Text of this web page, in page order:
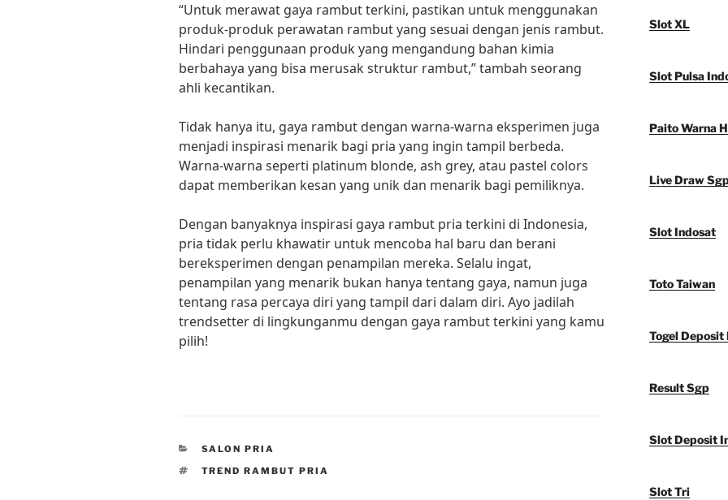
“Untuk merawat gaya rambut terkini, pastikan untuk menggunakan
produk-produk perawatan rambut yang sesuai dengan jenis rambut.
Hindari penggunaan produk yang mengandung bahan kimia
berbahaya yang bisa merusak struktur rambut,” tambah seorang
ahli kecantikan.
Tidak hanya itu, gaya rambut dengan warna-warna eksperimen juga
menjadi inspirasi menarik bagi pria yang ingin tampil berbeda.
Warna-warna seperti platinum blonde, ash grey, atau pastel colors
dapat memberikan kesan yang unik dan menarik bagi pemiliknya.
Dengan banyaknya inspirasi gaya rambut pria terkini di Indonesia,
pria tidak perlu khawatir untuk mencoba hal baru dan berani
bereksperimen dengan penampilan mereka. Selalu ingat,
penampilan yang menarik bukan hanya tentang gaya, namun juga
tentang rasa percaya diri yang tampil dari dalam diri. Ayo jadilah
trendsetter di lingkunganmu dengan gaya rambut terkini yang kamu
pilih!
CATEGORIES
SALON PRIA
TAGS
TREND RAMBUT PRIA
Slot XL
Slot Pulsa
Paito Warna
Live Draw
Slot Indosat
Toto Taiwan
Togel Deposit
Result Sgp
Slot Deposit
Slot Tri